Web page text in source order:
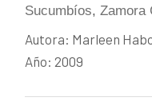
Sucumbíos,Zamora
Autora: Marleen
Año: 2009